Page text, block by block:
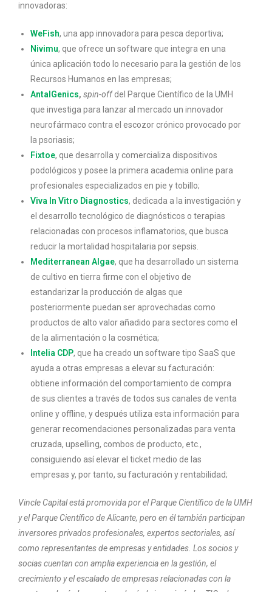
innovadoras:
WeFish, una app innovadora para pesca deportiva;
Nivimu, que ofrece un software que integra en una
única aplicación todo lo necesario para la gestión de los
Recursos Humanos en las empresas;
AntalGenics, spin-offdel Parque Científico de la UMH
que investiga para lanzar al mercado un innovador
neurofármaco contra el escozor crónico provocado por
la psoriasis;
Fixtoe, que desarrolla y comercializa dispositivos
podológicos y posee la primera academia online para
profesionales especializados en pie y tobillo;
Viva In Vitro Diagnostics, dedicada a la investigación y
el desarrollo tecnológico de diagnósticos o terapias
relacionadas con procesos inflamatorios, que busca
reducir la mortalidad hospitalaria por sepsis.
Mediterranean Algae, que ha desarrollado un sistema
de cultivo en tierra firme con el objetivo de
estandarizar la producción de algas que
posteriormente puedan ser aprovechadas como
productos de alto valor añadido para sectores como el
de la alimentación o la cosmética;
Intelia CDP, que ha creado un software tipo SaaS que
ayuda a otras empresas a elevar su facturación:
obtiene información del comportamiento de compra
de sus clientes a través de todos sus canales de venta
online y offline, y después utiliza esta información para
generar recomendaciones personalizadas para venta
cruzada, upselling, combos de producto, etc.,
consiguiendo así elevar el ticket medio de las
empresas y, por tanto, su facturación y rentabilidad;
Vincle Capital está promovida por el Parque Científico de la UMH
y el Parque Científico de Alicante, pero en él también participan
inversores privados profesionales, expertos sectoriales, así
como representantes de empresas y entidades. Los socios y
socias cuentan con amplia experiencia en la gestión, el
crecimiento y el escalado de empresas relacionadas con la